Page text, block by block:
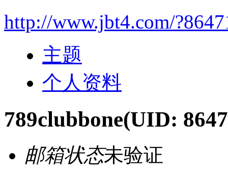
http://www.jbt4.com/
主题
个人资料
789clubbone(UID:
邮箱状态未验证